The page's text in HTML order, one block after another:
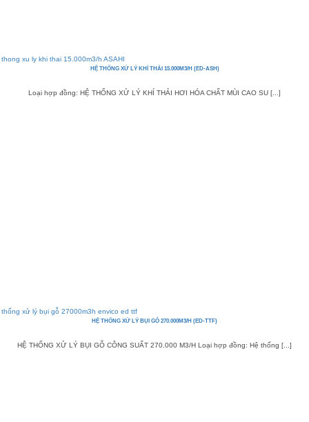
HỆ THỐNG XỬ LÝ KHÍ THẢI 15.000M3/H (ED-ASH)
Loại hợp đồng: HỆ THỐNG XỬ LÝ KHÍ THẢI HƠI HÓA CHẤT MÙI CAO SU [...]
HỆ THỐNG XỬ LÝ BỤI GỖ 270.000M3/H (ED-TTF)
HỆ THỐNG XỬ LÝ BỤI GỖ CÔNG SUẤT 270.000 M3/H Loại hợp đồng: Hệ thống [...]